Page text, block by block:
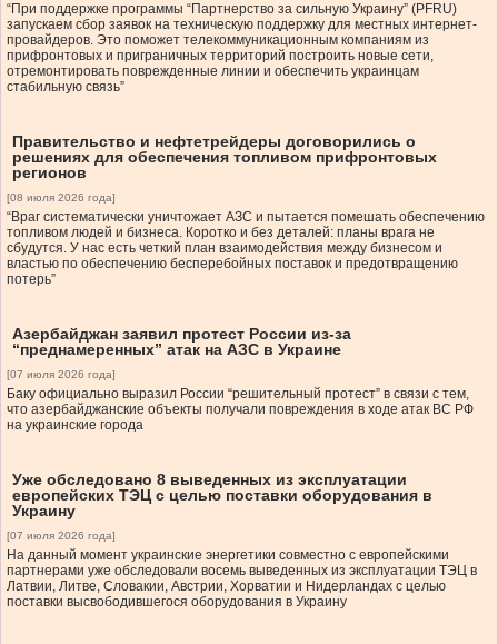
“При поддержке программы “Партнерство за сильную Украину” (PFRU)
запускаем сбор заявок на техническую поддержку для местных интернет-
провайдеров. Это поможет телекоммуникационным компаниям из
прифронтовых и приграничных территорий построить новые сети,
отремонтировать поврежденные линии и обеспечить украинцам
стабильную связь”
Правительство и нефтетрейдеры договорились о
решениях для обеспечения топливом прифронтовых
регионов
[08 июля 2026 года]
“Враг систематически уничтожает АЗС и пытается помешать обеспечению
топливом людей и бизнеса. Коротко и без деталей: планы врага не
сбудутся. У нас есть четкий план взаимодействия между бизнесом и
властью по обеспечению бесперебойных поставок и предотвращению
потерь”
Азербайджан заявил протест России из-за
“преднамеренных” атак на АЗС в Украине
[07 июля 2026 года]
Баку официально выразил России “решительный протест” в связи с тем,
что азербайджанские объекты получали повреждения в ходе атак ВС РФ
на украинские города
Уже обследовано 8 выведенных из эксплуатации
европейских ТЭЦ с целью поставки оборудования в
Украину
[07 июля 2026 года]
На данный момент украинские энергетики совместно с европейскими
партнерами уже обследовали восемь выведенных из эксплуатации ТЭЦ в
Латвии, Литве, Словакии, Австрии, Хорватии и Нидерландах с целью
поставки высвободившегося оборудования в Украину